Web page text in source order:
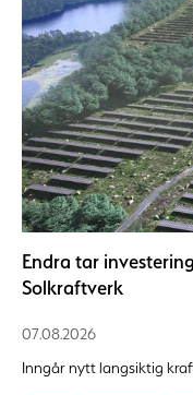
Endra tar
Solkraftverk
07.08.2026
Inngår nytt langsiktig